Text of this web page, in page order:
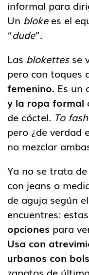
informal para
Un blokees el
“dude”.
Las blokettesse
pero con toques
femenino. Es un
y la ropa formal
de cóctel. To
pero ¿de verdad
no mezclar
Ya no se trata
con jeans o
de aguja según
encuentres:
opciones para
Usa con
urbanos con
zapatos de